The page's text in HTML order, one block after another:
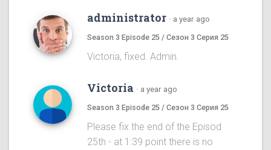
administrator · a year ago
Season 3 Episode 25 / Сезон 3 Серия 25
Victoria, fixed. Admin.
Victoria · a year ago
Season 3 Episode 25 / Сезон 3 Серия 25
Please fix the end of the Episod
25th - at 1:39 point there is no